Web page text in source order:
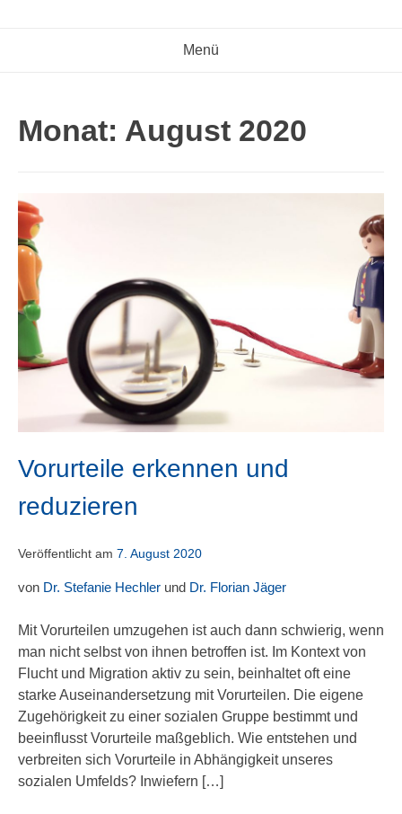
Menü
Monat: August 2020
Vorurteile erkennen und
reduzieren
Veröffentlicht am 7. August 2020
von Dr. Stefanie Hechler und Dr. Florian Jäger
Mit Vorurteilen umzugehen ist auch dann schwierig, wenn
man nicht selbst von ihnen betroffen ist. Im Kontext von
Flucht und Migration aktiv zu sein, beinhaltet oft eine
starke Auseinandersetzung mit Vorurteilen. Die eigene
Zugehörigkeit zu einer sozialen Gruppe bestimmt und
beeinflusst Vorurteile maßgeblich. Wie entstehen und
verbreiten sich Vorurteile in Abhängigkeit unseres
sozialen Umfelds? Inwiefern […]